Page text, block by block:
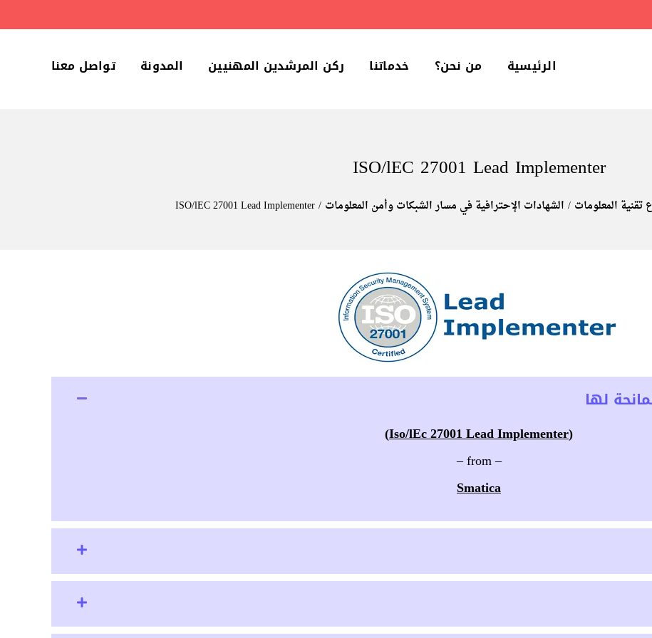
الرئيسية من نحن؟ خدماتنا ركن المرشدين المهنيين المدونة تواصل معنا
ISO/lEC 27001 Lead Implementer
تقنية المعلومات الشهادات الإحترافية في مسار الشبكات وأمن المعلومات ISO/lEC 27001 Lead Implementer
لها
(Iso/lEc 27001 Lead Implementer)
– from –
Smatica